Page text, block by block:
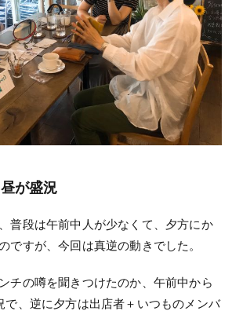
が盛況
普段は午前中人が少なくて、夕方にか
ですが、今回は真逆の動きでした。
チの噂を聞きつけたのか、午前中から
で、逆に夕方は出店者＋いつものメンバ